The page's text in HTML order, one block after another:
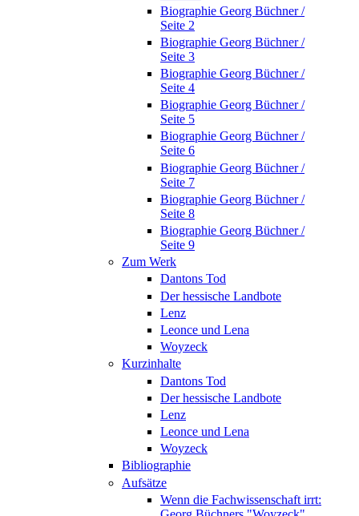
Biographie Georg Büchner /
Seite 2
Biographie Georg Büchner /
Seite 3
Biographie Georg Büchner /
Seite 4
Biographie Georg Büchner /
Seite 5
Biographie Georg Büchner /
Seite 6
Biographie Georg Büchner /
Seite 7
Biographie Georg Büchner /
Seite 8
Biographie Georg Büchner /
Seite 9
Zum Werk
Dantons Tod
Der hessische Landbote
Lenz
Leonce und Lena
Woyzeck
Kurzinhalte
Dantons Tod
Der hessische Landbote
Lenz
Leonce und Lena
Woyzeck
Bibliographie
Aufsätze
Wenn die Fachwissenschaft irrt: